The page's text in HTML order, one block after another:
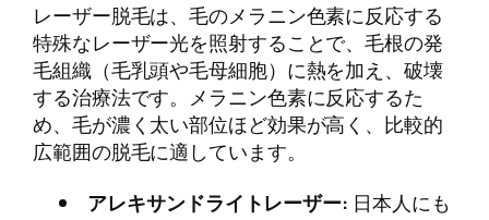
レーザー脱毛は、毛のメラニン色素に反応する
特殊なレーザー光を照射することで、毛根の発
毛組織（毛乳頭や毛母細胞）に熱を加え、破壊
する治療法です。メラニン色素に反応するた
め、毛が濃く太い部位ほど効果が高く、比較的
広範囲の脱毛に適しています。
アレキサンドライトレーザー: 日本人にも